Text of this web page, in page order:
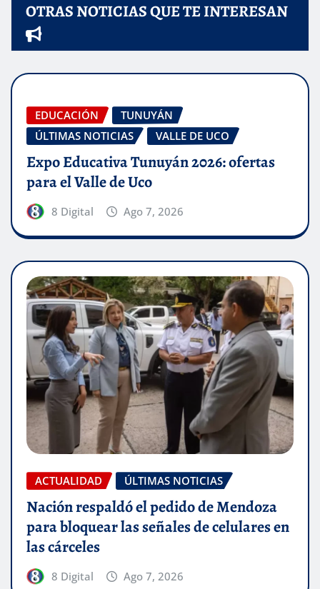
OTRAS NOTICIAS QUE TE INTERESAN
EDUCACIÓN
TUNUYÁN
ÚLTIMAS NOTICIAS
VALLE DE UCO
Expo Educativa Tunuyán 2026: ofertas
para el Valle de Uco
8 Digital Ago 7, 2026
ACTUALIDAD ÚLTIMAS NOTICIAS
Nación respaldó el pedido de Mendoza
para bloquear las señales de celulares en
las cárceles
8 Digital Ago 7, 2026